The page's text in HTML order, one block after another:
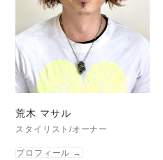
荒木 マサル
スタイリスト/オーナー
プロフィール →